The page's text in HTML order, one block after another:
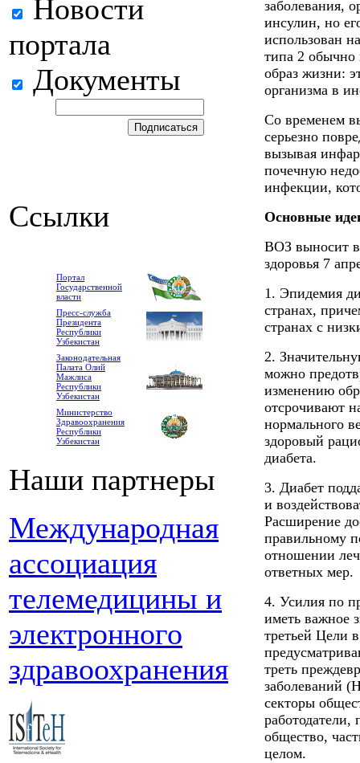
Новости
портала
Документы
Ссылки
Портал
Государственной
власти
Пресс-служба
Президента
Республики
Узбекистан
Законодательная
Палата Олий
Мажлиса
Республики
Узбекистан
Министерство
Здравоохранения
Республики
Узбекистан
Наши партнеры
Международная
ассоциация
телемедицины и
электронного
здравоохранения
заболевания,
инсулин, но
использован
типа 2 обычно
образ жизни:
организма в
Со временем
серьезно
вызывая
почечную
инфекции,
Основные
ВОЗ выносит
здоровья 7
1. Эпидемия
странах,
странах с
2.
можно
изменению
отсрочивают
нормального
здоровый
диабета.
3. Диабет
и
Расширение
правильному
отношении
ответных мер.
4. Усилия по
иметь важное
третьей Цели
треть
заболеваний
секторы
работодатели,
общество,
целом.